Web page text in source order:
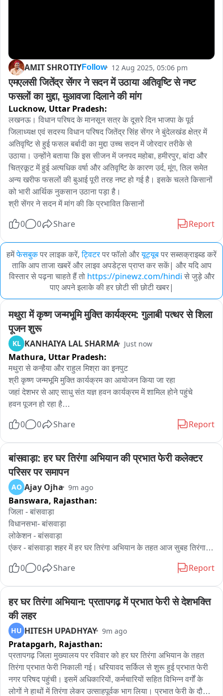
AMIT SHROTIYFollow 12 Aug 2025, 05:06 pm
एमएलसी जितेंद्र सेंगर ने सदन में उठाया अतिवृष्टि से नष्ट
फसलों का मुद्दा, मुआवजा दिलाने की मांग
Lucknow, Uttar Pradesh:
लखनऊ। विधान परिषद के मानसून सत्र के दूसरे दिन भाजपा के पूर्व
जिलाध्यक्ष एवं सदस्य विधान परिषद जितेंद्र सिंह सेंगर ने बुंदेलखंड क्षेत्र में
अतिवृष्टि से हुई फसल बर्बादी का मुद्दा उच्च सदन में जोरदार तरीके से
उठाया। उन्होंने बताया कि इस सीजन में जनपद महोबा, हमीरपुर, बांदा और
चित्रकूट में हुई अत्यधिक वर्षा और अतिवृष्टि के कारण उर्द, मूंग, तिल समेत
अन्य खरीफ फसलों की बुआई पूरी तरह नष्ट हो गई है। इसके चलते किसानों
को भारी आर्थिक नुकसान उठाना पड़ा है।
श्री सेंगर ने सदन में मांग की कि प्रभावित किसानों
0 0 Share Report
हमेंफेसबुकपर लाइक करें, ट्विटरपर फॉलो औरयूट्यूबपर सब्सक्राइब्ड करें
ताकि आप ताजा खबरें और लाइव अपडेट्स प्राप्त कर सकें| और यदि आप
विस्तार से पढ़ना चाहते हैं तो https://pinewz.com/hindi से जुड़े और
पाए अपने इलाके की हर छोटी सी छोटी खबर|
मथुरा में कृष्ण जन्मभूमि मुक्ति कार्यक्रम: गुलाबी पत्थर से शिला
पूजन शुरू
KL KANHAIYA LAL SHARMA Just now
Mathura, Uttar Pradesh:
मथुरा से कन्हैया और राहुल मिश्रा का इनपुट
श्री कृष्ण जन्मभूमि मुक्ति कार्यक्रम का आयोजन किया जा रहा
जहां देशभर से आए साधु संत यज्ञ हवन कार्यक्रम में शामिल होने पहुंचे
हवन पूजन हो रहा है
अयोध्या श्रीराम जन्मभूमि मंदिर निर्माण में इसी गुलाबी पत्थर का इस्तेमाल
0 0 Share Report
बांसवाड़ा: हर घर तिरंगा अभियान की प्रभात फेरी कलेक्टर
परिसर पर समापन
AO Ajay Ojha 9m ago
Banswara, Rajasthan:
जिला - बांसवाड़ा
विधानसभा- बांसवाड़ा
लोकेशन - बांसवाड़ा
एंकर - बांसवाड़ा शहर में हर घर तिरंगा अभियान के तहत आज सुबह तिरंगा
जिसमें SDM सोनू कुमारी, अतिरिक्त पुलिस अधीक्षक नरपत सिंह, डीएसपी
सभी अधिकारी और स्कूली बच्चे शामिल हुए। तिरंगा यात्रा में देशभक्ति गीतों
के साथ भारत माता जय के नारों से पुरा शहर गूंज उठा। यह रैली कलेक्ट्री
से होते हुए गांधी मूर्ति और भीतर शहर होते हुए पुनः कलेक्ट्री पहुंची जहाँ
इसका समापन हुआ।
0 0 Share Report
हर घर तिरंगा अभियान: प्रतापगढ़ में प्रभात फेरी से देशभक्ति
की लहर
HU HITESH UPADHYAY 9m ago
Pratapgarh, Rajasthan:
प्रतापगढ़ जिला मुख्यालय पर रविवार को हर घर तिरंगा अभियान के तहत
तिरंगा प्रभात फेरी निकाली गई। धरियावद सर्किल से शुरू हुई प्रभात फेरी
नगर परिषद पहुंची। इसमें अधिकारियों, कर्मचारियों सहित विभिन्न वर्गों के
लोगों ने हाथों में तिरंगा लेकर उत्साहपूर्वक भाग लिया। प्रभात फेरी के दौरान